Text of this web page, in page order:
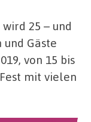
25 – und
Gäste
von 15 bis
mit vielen